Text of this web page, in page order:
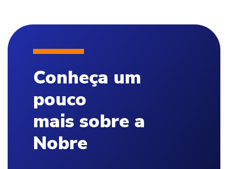
Conheça um
pouco
mais sobre a
Nobre